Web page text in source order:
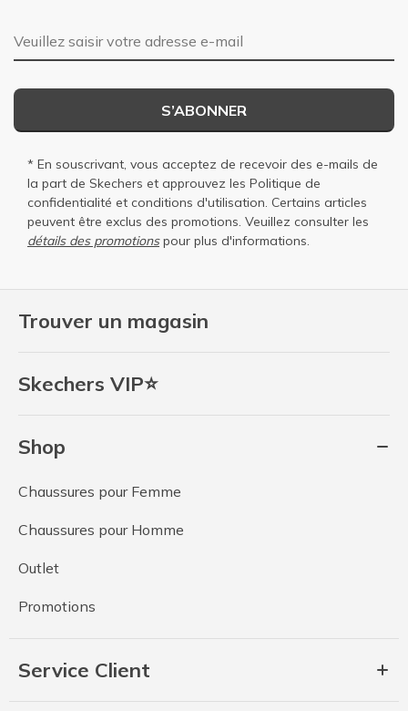
Trouver un magasin
Skechers VIP⭐
Shop
Chaussures pour Femme
Chaussures pour Homme
Outlet
Promotions
Service Client
Adresse e-mail
S’ABONNER
* En souscrivant, vous acceptez de recevoir des e-mails de
la part de Skechers et approuvez les Politique de
confidentialité et conditions d'utilisation. Certains articles
peuvent être exclus des promotions. Veuillez consulter les
détails des promotionspour plus d'informations.